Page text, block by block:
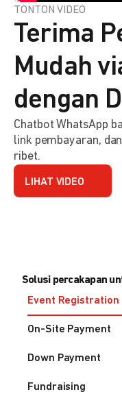
TONTON VIDEO
Terima
Mudah
dengan
Chatbot WhatsApp
link pembayaran,
ribet.
LIHAT VIDEO
Solusi percakapan
Event Registration
On-Site Payment
Down Payment
Fundraising